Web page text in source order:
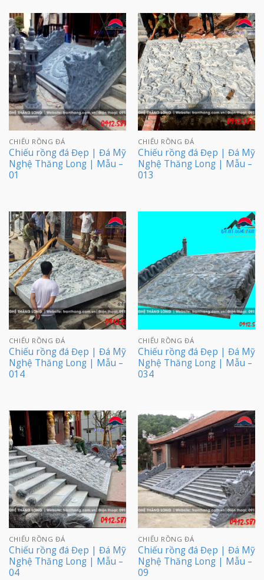
CHIẾU RỒNG ĐÁ
Chiếu rồng đá Đẹp | Đá Mỹ
Nghệ Thăng Long | Mẫu –
01
CHIẾU RỒNG ĐÁ
Chiếu rồng đá Đẹp | Đá Mỹ
Nghệ Thăng Long | Mẫu –
013
CHIẾU RỒNG ĐÁ
Chiếu rồng đá Đẹp | Đá Mỹ
Nghệ Thăng Long | Mẫu –
014
CHIẾU RỒNG ĐÁ
Chiếu rồng đá Đẹp | Đá Mỹ
Nghệ Thăng Long | Mẫu –
034
CHIẾU RỒNG ĐÁ
Chiếu rồng đá Đẹp | Đá Mỹ
Nghệ Thăng Long | Mẫu –
04
CHIẾU RỒNG ĐÁ
Chiếu rồng đá Đẹp | Đá Mỹ
Nghệ Thăng Long | Mẫu –
09